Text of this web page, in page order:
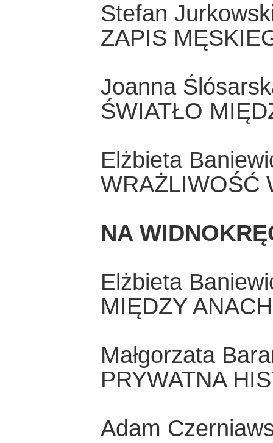
Stefan
ZAPIS
Joanna
ŚWIATŁO
Elżbieta
WRAŻLIWOŚĆ
NA
Elżbieta
MIĘDZY
Małgorzata
PRYWATNA
Adam